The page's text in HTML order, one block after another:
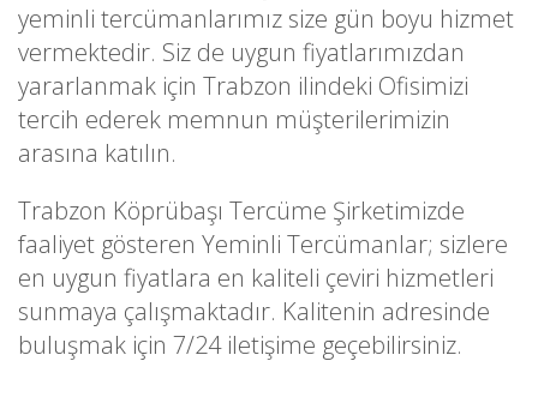
yeminli tercümanlarımız size gün boyu hizmet
vermektedir. Siz de uygun fiyatlarımızdan
yararlanmak için Trabzon ilindeki Ofisimizi
tercih ederek memnun müşterilerimizin
arasına katılın.
Trabzon Köprübaşı Tercüme Şirketimizde
faaliyet gösteren Yeminli Tercümanlar; sizlere
en uygun fiyatlara en kaliteli çeviri hizmetleri
sunmaya çalışmaktadır. Kalitenin adresinde
buluşmak için 7/24 iletişime geçebilirsiniz.